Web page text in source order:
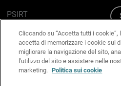
PSIRT
Politica sui cookie
Informativa sulla privacy
Kit Media & Brand
Cliccando su “Accetta tutti i cookie”,
accetta di memorizzare i cookie sul
migliorare la navigazione del sito,
l'utilizzo del sito e assistere nelle
marketing. Politica sui cookie